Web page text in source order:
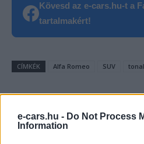
e-cars.hu - Do Not Process
Information
Kövesd az e-cars.hu-t a
tartalmakért!
CÍMKÉK Alfa Romeo SUV